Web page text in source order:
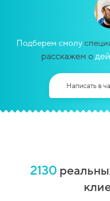
Подберем смолу
расскажем о
Написать в
2130